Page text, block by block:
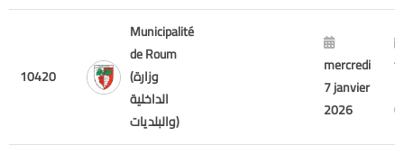
10420
Municipalité
de Roum
(وزارة
الداخلية
والبلديات)
mercredi
7 janvier
2026